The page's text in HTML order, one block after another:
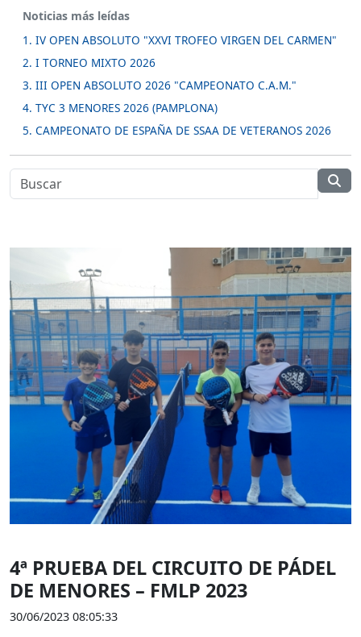
Noticias más leídas
1. IV OPEN ABSOLUTO "XXVI TROFEO VIRGEN DEL CARMEN"
2. I TORNEO MIXTO 2026
3. III OPEN ABSOLUTO 2026 "CAMPEONATO C.A.M."
4. TYC 3 MENORES 2026 (PAMPLONA)
5. CAMPEONATO DE ESPAÑA DE SSAA DE VETERANOS 2026
4ª PRUEBA DEL CIRCUITO DE PÁDEL
DE MENORES – FMLP 2023
30/06/2023 08:05:33